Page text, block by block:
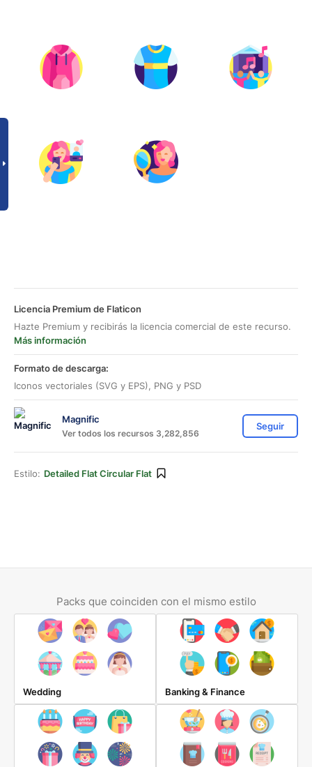
Licencia Premium de Flaticon
Hazte Premium y recibirás la licencia comercial de este recurso.
Más información
Formato de descarga:
Iconos vectoriales (SVG y EPS), PNG y PSD
Magnific
Ver todos los recursos 3,282,856
Seguir
Estilo: Detailed Flat Circular Flat
Packs que coinciden con el mismo estilo
Wedding Banking & Finance